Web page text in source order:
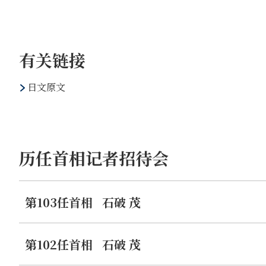
同一会议上，在讨论印度太平洋地区问题的同时，还就经
息。鉴于当前的国际形势，我认为，这一点意义重大。今
作。G7对上述事项的确认具有重要意义。
本届峰会继承了去年G7广岛峰会的成果，并就国际社会所
亚峰会还确认，与包括南方世界国家在内的超越G7的伙
有关链接
日文原文
历任首相记者招待会
第103任首相 石破 茂
第102任首相 石破 茂